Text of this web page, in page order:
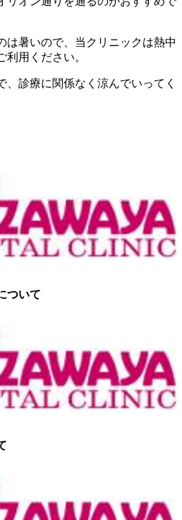
は暑いので、当クリニックは熱中
用ください。
、診療に関係なく涼んでいってく
ついて